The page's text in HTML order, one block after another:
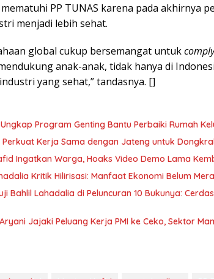
PP TUNAS karena pada akhirnya
menjadi lebih sehat.
global cukup bersemangat untukcomply
anak-anak, tidak hanya di
yang sehat,” tandasnya. []
Program Genting Bantu Perbaiki Rumah
Perkuat Kerja Sama dengan Jateng untuk
Ingatkan Warga, Hoaks Video Demo Lama
Kritik Hilirisasi: Manfaat Ekonomi Belum
Bahlil Lahadalia di Peluncuran 10 Bukunya:
Jajaki Peluang Kerja PMI ke Ceko, Sektor